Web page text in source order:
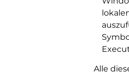
Alle